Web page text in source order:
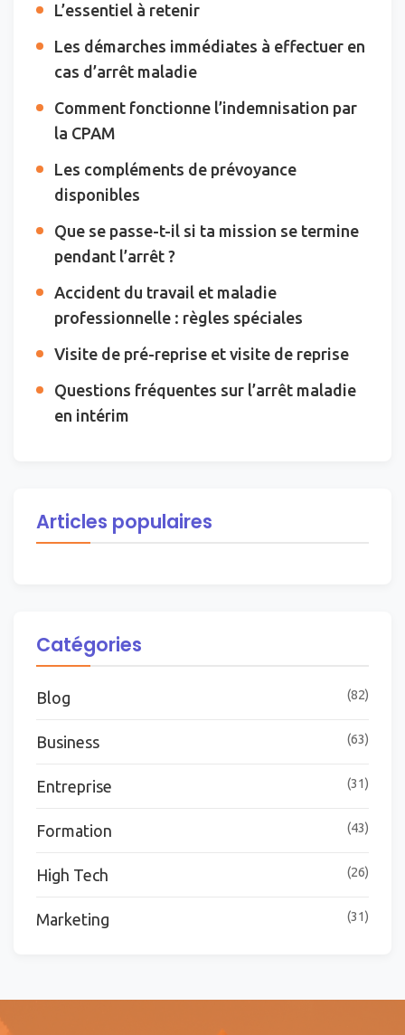
L’essentiel à retenir
Les démarches immédiates à effectuer en
cas d’arrêt maladie
Comment fonctionne l’indemnisation par
la CPAM
Les compléments de prévoyance
disponibles
Que se passe-t-il si ta mission se termine
pendant l’arrêt ?
Accident du travail et maladie
professionnelle : règles spéciales
Visite de pré-reprise et visite de reprise
Questions fréquentes sur l’arrêt maladie
en intérim
Articles populaires
Catégories
Blog (82)
Business (63)
Entreprise (31)
Formation (43)
High Tech (26)
Marketing (31)